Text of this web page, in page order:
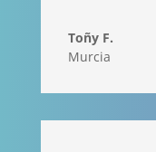
Toñy F.
Murcia